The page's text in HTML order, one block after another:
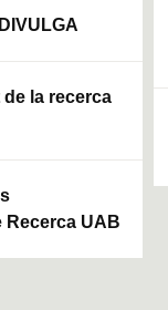
la recerca
Recerca UAB